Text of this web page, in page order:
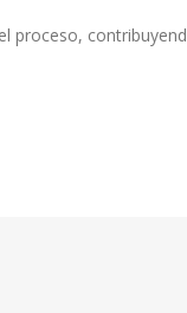
proceso,